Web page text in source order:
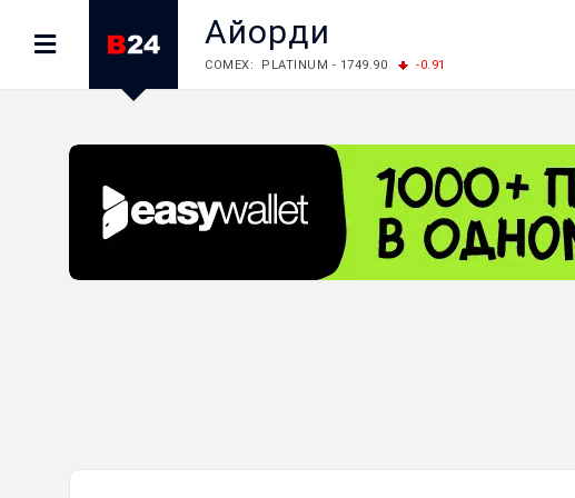
Айорди
COMEX: PLATINUM - 1749.90
-0.91
LME: ALUMINIUM - 3184.00
-0.27 COPPER - 13791.00
FOREX: USD/JPY - 158.37
FOREX: EUR/USD - 1.1521
-0.23 GBP/USD - 1.3448
STOCKS RUS: RTSI - 884.56
-1.27
STOCKS US: DOW JONES - 53885.10
-0.85 NASDAQ -
STOCKS US: S&P 500 - 7709.96
-0.18
STOCKS JAPAN: NIKKEI - 65606.71
-0.12 TOPIX -